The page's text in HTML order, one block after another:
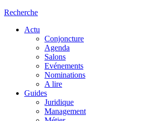
Recherche
Actu
Conjoncture
Agenda
Salons
Evénements
Nominations
A lire
Guides
Juridique
Management